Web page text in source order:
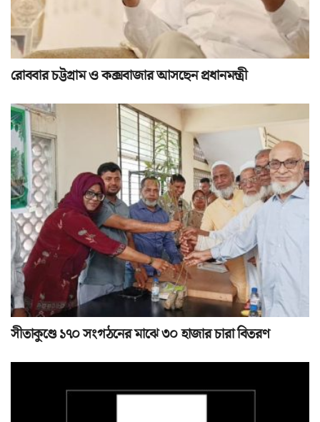
রোববার চট্টগ্রাম ও কক্সবাজার আসছেন প্রধানমন্ত্রী
সীতাকুণ্ডে ১৭০ সংগঠনের মাঝে ৩০ হাজার চারা বিতরণ